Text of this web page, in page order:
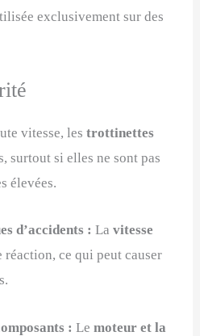
exclusivement sur des
vitesse, lestrottinettes
surtout si elles ne sont pas
élevées.
d’accidents : Lavitesse
réaction, ce qui peut causer
: Lemoteur et la